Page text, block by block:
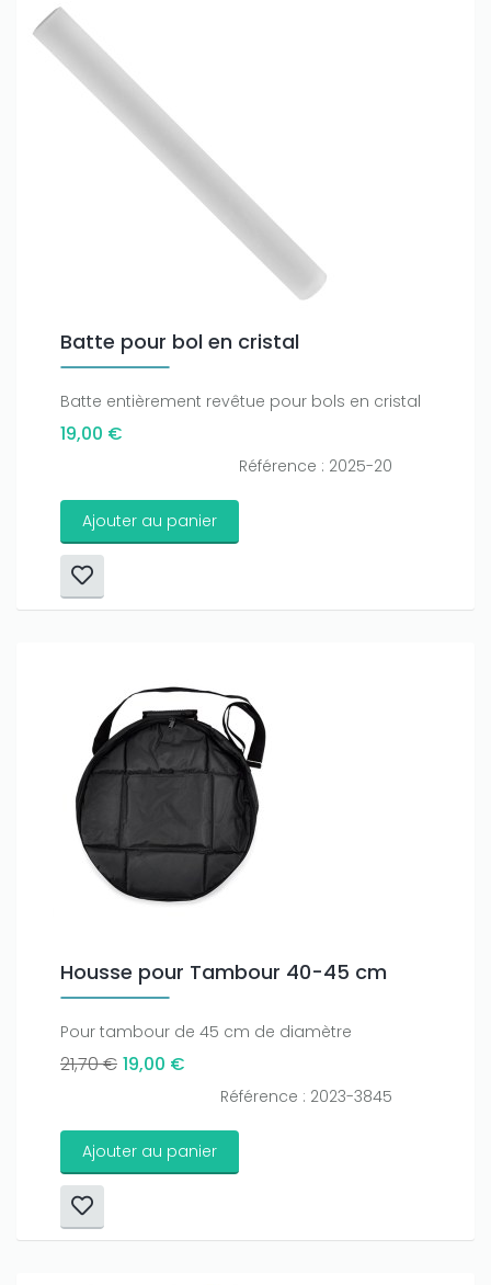
Batte pour bol en cristal
Batte entièrement revêtue pour bols en cristal
19,00 €
Référence : 2025-20
Ajouter au panier
Housse pour Tambour 40-45 cm
Pour tambour de 45 cm de diamètre
21,70 € 19,00 €
Référence : 2023-3845
Ajouter au panier
Only play atJoo casinoif you really want to win a huge
amount on your credits!